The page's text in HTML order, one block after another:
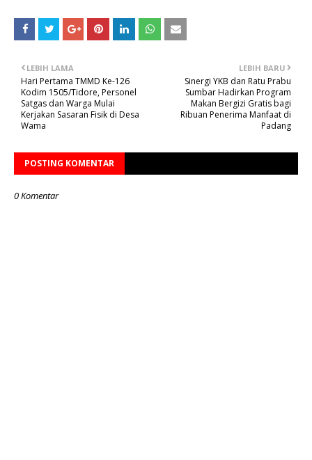
LEBIH BARU
Sinergi YKB dan Ratu Prabu
Sumbar Hadirkan Program
Makan Bergizi Gratis bagi
Ribuan Penerima Manfaat di
Padang
LEBIH LAMA
Hari Pertama TMMD Ke-126
Kodim 1505/Tidore, Personel
Satgas dan Warga Mulai
Kerjakan Sasaran Fisik di Desa
Wama
POSTING KOMENTAR
0 Komentar